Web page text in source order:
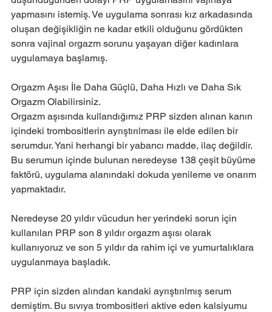
yapmasını istemiş. Ve uygulama sonrası kız arkadasında
oluşan değişikliğin ne kadar etkili olduğunu gördükten
sonra vajinal orgazm sorunu yaşayan diğer kadınlara
uygulamaya başlamış.
Orgazm Aşısı İle Daha Güçlü, Daha Hızlı ve Daha Sık
Orgazm Olabilirsiniz.
Orgazm aşısında kullandığımız PRP sizden alınan kanın
içindeki trombositlerin ayrıştırılması ile elde edilen bir
serumdur. Yani herhangi bir yabancı madde, ilaç değildir.
Bu serumun içinde bulunan neredeyse 138 çeşit büyüme
faktörü, uygulama alanındaki dokuda yenileme ve onarım
yapmaktadır.
Neredeyse 20 yıldır vücudun her yerindeki sorun için
kullanılan PRP son 8 yıldır orgazm aşısı olarak
kullanıyoruz ve son 5 yıldır da rahim içi ve yumurtalıklara
uygulanmaya başladık.
PRP için sizden alından kandaki ayrıştırılmış serum
demiştim. Bu sıvıya trombositleri aktive eden kalsiyumu